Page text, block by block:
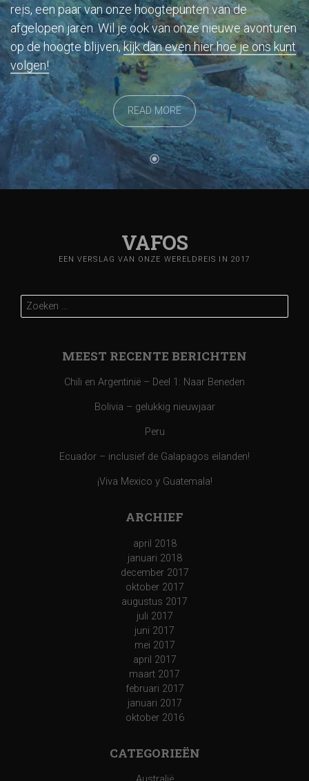
reis, een paar van onze hoogtepunten van de
afgelopen jaren. Wil je ook van onze nieuwe avonturen
op de hoogte blijven,kijk dan even hier hoe je ons kunt
volgen!
READ MORE
VAFOS
EEN VERSLAG VAN ONZE WERELDREIS IN 2017
naar:
MEEST RECENTE BERICHTEN
Chili en Argentinië – Deel 1: Naar Beneden
Bolivia – gelukkig nieuwjaar
Peru
Ecuador – inclusief de Galapagos eilanden!
¡Viva Mexico y Guatemala!
ARCHIEF
april 2018
januari 2018
december 2017
oktober 2017
augustus 2017
juli 2017
juni 2017
mei 2017
april 2017
maart 2017
februari 2017
januari 2017
oktober 2016
CATEGORIEËN